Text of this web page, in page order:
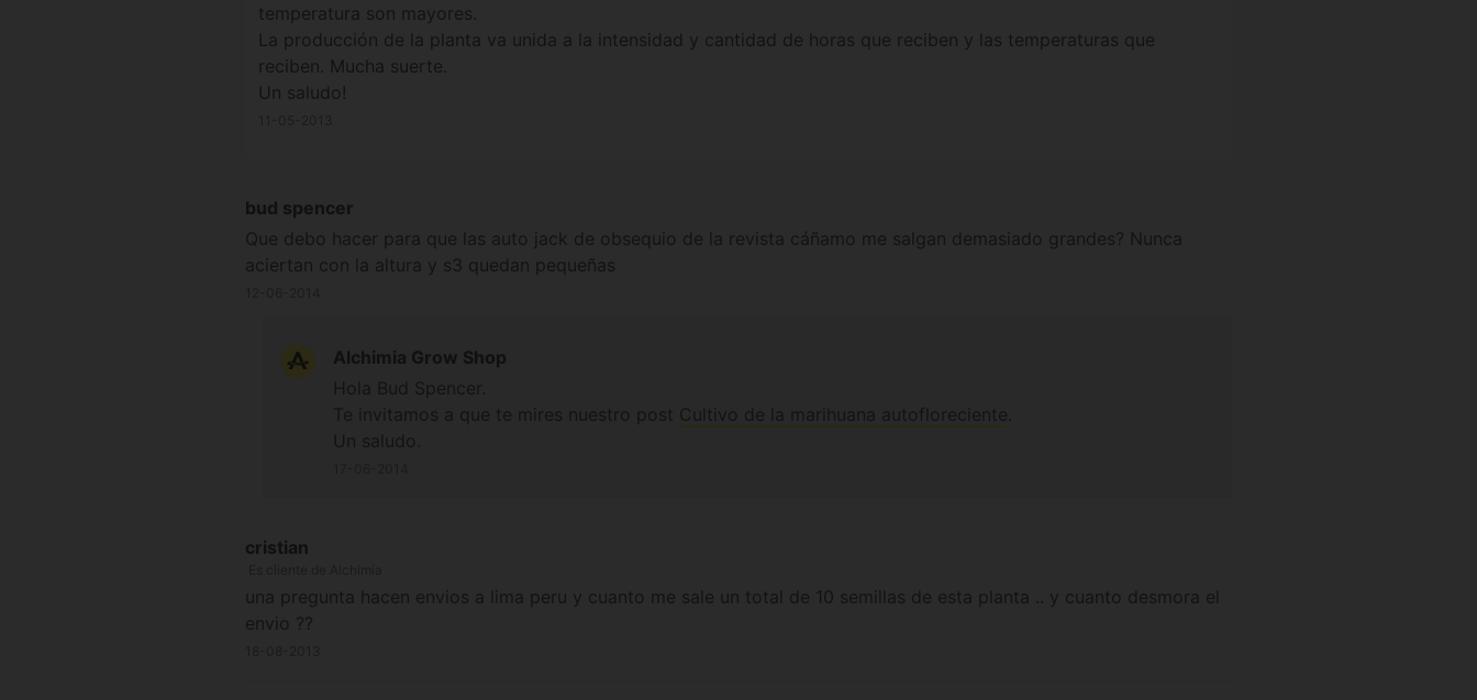
temperatura son mayores.
La producción de la planta va unida a la intensidad y cantidad de horas que reciben y las temperaturas que
reciben. Mucha suerte.
Un saludo!
bud spencer
Que debo hacer para que las auto jack de obsequio de la revista cáñamo me salgan demasiado grandes? Nunca
aciertan con la altura y s3 quedan pequeñas
Alchimia Grow Shop
cristian
una pregunta hacen envios a lima peru y cuanto me sale un total de 10 semillas de esta planta .. y cuanto desmora el
envio ??